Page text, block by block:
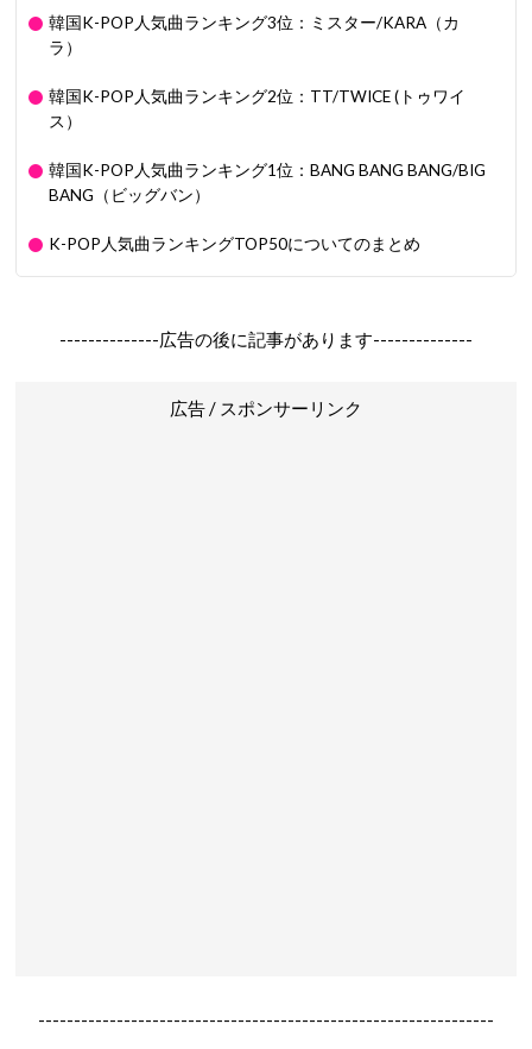
韓国K-POP人気曲ランキング3位：ミスター/KARA（カ
ラ）
韓国K-POP人気曲ランキング2位：TT/TWICE (トゥワイ
ス）
韓国K-POP人気曲ランキング1位：BANG BANG BANG/BIG
BANG（ビッグバン）
K-POP人気曲ランキングTOP50についてのまとめ
--------------広告の後に記事があります--------------
広告 / スポンサーリンク
----------------------------------------------------------------